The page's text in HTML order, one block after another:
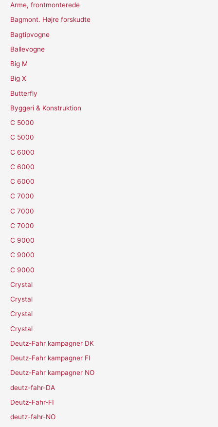
Arme, frontmonterede
Bagmont. Højre forskudte
Bagtipvogne
Ballevogne
Big M
Big X
Butterfly
Byggeri & Konstruktion
C 5000
C 5000
C 6000
C 6000
C 6000
C 7000
C 7000
C 7000
C 9000
C 9000
C 9000
Crystal
Crystal
Crystal
Crystal
Deutz-Fahr kampagner DK
Deutz-Fahr kampagner FI
Deutz-Fahr kampagner NO
deutz-fahr-DA
Deutz-Fahr-FI
deutz-fahr-NO